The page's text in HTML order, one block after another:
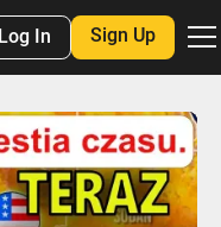
Log In Sign Up